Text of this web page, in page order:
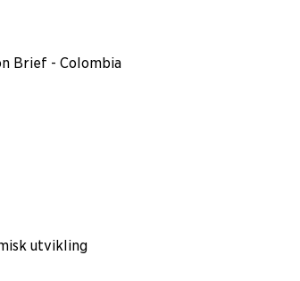
Brief - Colombia
utvikling